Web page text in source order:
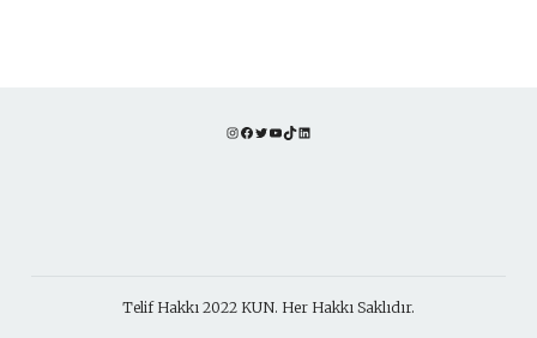
Instagram
Facebook
TwitterYouTube
TikTok
Telif Hakkı 2022 KUN. Her Hakkı Saklıdır.